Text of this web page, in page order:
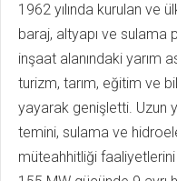
1962 yılında kurulan ve
baraj, altyapı ve sulama
inşaat alanındaki yarım
turizm, tarım, eğitim ve
yayarak genişletti. Uzun
temini, sulama ve
müteahhitliği